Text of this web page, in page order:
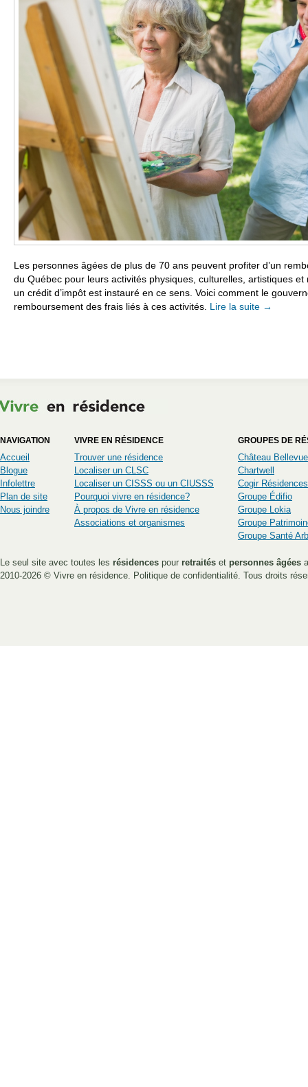
Les personnes âgées de plus de 70 ans peuvent profiter d’un
du Québec pour leurs activités physiques, culturelles, artistiques
un crédit d’impôt est instauré en ce sens. Voici comment le
remboursement des frais liés à ces activités. Lire la suite →
NAVIGATION
Accueil
Blogue
Infolettre
Plan de site
Nous joindre
VIVRE EN RÉSIDENCE
Trouver une résidence
Localiser un CLSC
Localiser un CISSS ou un CIUSSS
Pourquoi vivre en résidence?
À propos de Vivre en résidence
Associations et organismes
GROUPES DE
Château Bellevue
Chartwell
Cogir Résidences
Groupe Édifio
Groupe Lokia
Groupe
Groupe Santé
Le seul site avec toutes les résidences pour retraités et personnes âgées
2010-2026 © Vivre en résidence. Politique de confidentialité. Tous droits